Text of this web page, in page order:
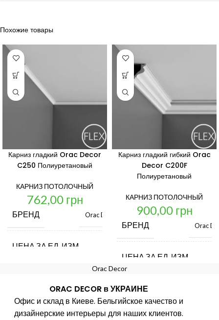
Похожие товары
Карниз гладкий Orac Decor
C250 Полиуретановый
КАРНИЗ ПОТОЛОЧНЫЙ
762,00 грн
БРЕНД Orac Decor
ЦЕНА ЗА ЕД. ИЗМ.
ДЛИНА, ММ 2000
Карниз гладкий гибкий Orac
Decor C200F
Полиуретановый
КАРНИЗ ПОТОЛОЧНЫЙ
900,00 грн
БРЕНД Orac
ЦЕНА ЗА ЕД. ИЗМ.
СТРАНА
Orac Decor
ORAC DECOR в УКРАИНЕ
Офис и склад в Киеве. Бельгийское качество и
дизайнерские интерьеры для наших клиентов.